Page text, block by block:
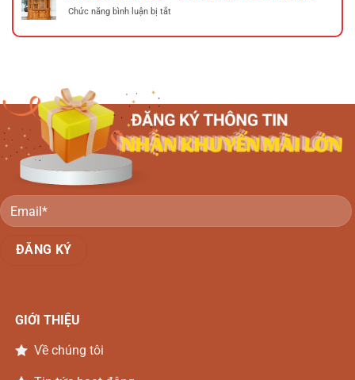
tràm)
Phương
Gỗ
Chức năng bình luận bị tắtở
tủ
rượu
gỗ
Đồng
GIỚI THIỆU
Về chúng tôi